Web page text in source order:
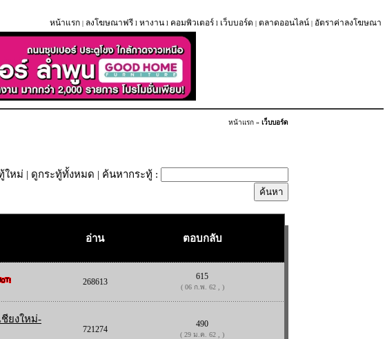
หน้าแรก | ลงโฆษณาฟรี l หางาน l คอมพิวเตอร์ l เว็บบอร์ด | ตลาดออนไลน์ | อัตราค่าลงโฆษณา
หน้าแรก » เว็บบอร์ด
ใหม่ | ดูกระทู้ทั้งหมด | ค้นหากระทู้ :
อ่าน ตอบกลับ
268613
615
( 06 ก.พ. 62 , )
ยงใหม่-
721274
490
( 29 ม.ค. 62 , )